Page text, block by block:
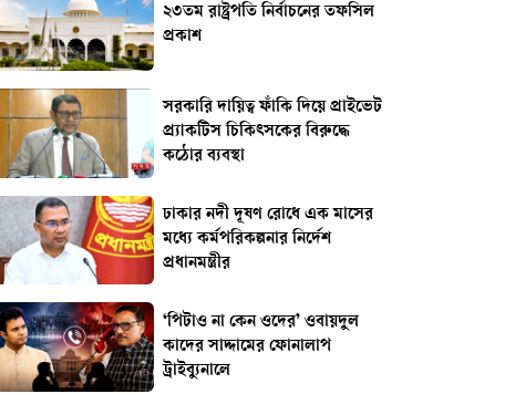
২৩তম রাষ্ট্রপতি নির্বাচনের তফসিল
প্রকাশ
সরকারি দায়িত্ব ফাঁকি দিয়ে প্রাইভেট
প্র্যাকটিস চিকিৎসকের বিরুদ্ধে
কঠোর ব্যবস্থা
ঢাকার নদী দূষণ রোধে এক মাসের
মধ্যে কর্মপরিকল্পনার নির্দেশ
প্রধানমন্ত্রীর
‘পিটাও না কেন ওদের’ ওবায়দুল
কাদের সাদ্দামের ফোনালাপ
ট্রাইব্যুনালে